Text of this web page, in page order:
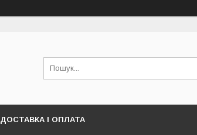
ДОСТАВКА І ОПЛАТА